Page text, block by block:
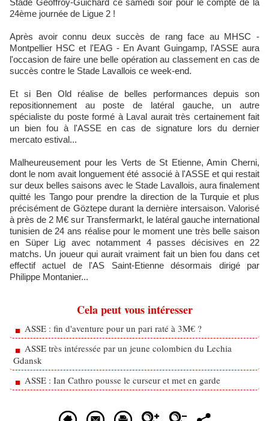
Stade Geoffroy-Guichard ce samedi soir pour le compte de la
24ème journée de Ligue 2 !
Après avoir connu deux succès de rang face au MHSC -
Montpellier HSC et l'EAG - En Avant Guingamp, l'ASSE aura
l'occasion de faire une belle opération au classement en cas de
succès contre le Stade Lavallois ce week-end.
Et si Ben Old réalise de belles performances depuis son
repositionnement au poste de latéral gauche, un autre
spécialiste du poste formé à Laval aurait très certainement fait
un bien fou à l'ASSE en cas de signature lors du dernier
mercato estival...
Malheureusement pour les Verts de St Etienne, Amin Cherni,
dont le nom avait longuement été associé à l'ASSE et qui restait
sur deux belles saisons avec le Stade Lavallois, aura finalement
quitté les Tango pour prendre la direction de la Turquie et plus
précisément de Göztepe durant la dernière intersaison. Valorisé
à près de 2 M€ sur Transfermarkt, le latéral gauche international
tunisien de 24 ans réalise pour le moment une très belle saison
en Süper Lig avec notamment 4 passes décisives en 22
matchs. Un joueur qui aurait vraiment fait un bien fou dans cet
effectif actuel de l'AS Saint-Etienne désormais dirigé par
Philippe Montanier...
Cela peut vous intéresser
ASSE : fin d'aventure pour un pari raté à 3M€ ?
ASSE très intéressée par un jeune colombien du Lechia
Gdansk
ASSE : Ian Cathro pousse le curseur et met en garde